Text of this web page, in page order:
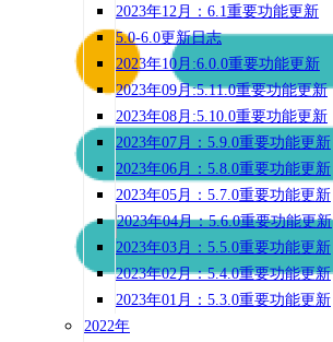
2023年12月：6.1重要功能更新
5.0-6.0更新日志
2023年10月:6.0.0重要功能更新
2023年09月:5.11.0重要功能更新
2023年08月:5.10.0重要功能更新
2023年07月：5.9.0重要功能更新
2023年06月：5.8.0重要功能更新
2023年05月：5.7.0重要功能更新
2023年04月：5.6.0重要功能更新
2023年03月：5.5.0重要功能更新
2023年02月：5.4.0重要功能更新
2023年01月：5.3.0重要功能更新
2022年